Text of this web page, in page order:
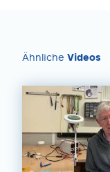
Ähnliche Videos